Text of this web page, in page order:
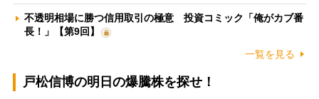
不透明相場に勝つ信用取引の極意 投資コミック「俺がカブ番
長！」【第9回】
一覧を見る
戸松信博の明日の爆騰株を探せ！